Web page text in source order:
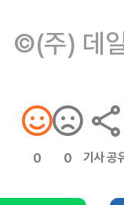
©(주) 데
0 0 기사 공